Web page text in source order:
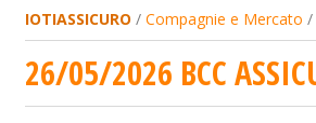
IOTIASSICURO / Compagnie e Mercato /
26/05/2026 BCC